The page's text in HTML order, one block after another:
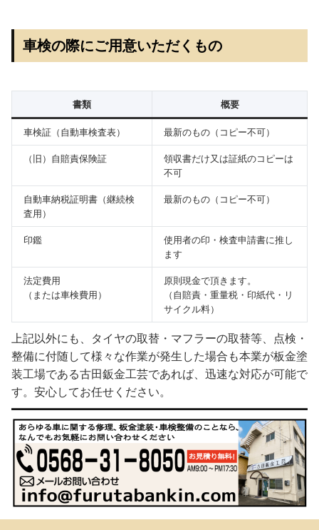
車検の際にご用意いただくもの
書類 概要
車検証（自動車検査表） 最新のもの（コピー不可）
（旧）自賠責保険証
領収書だけ又は証紙のコピーは
不可
自動車納税証明書（継続検
査用）
最新のもの（コピー不可）
印鑑
使用者の印・検査申請書に推し
ます
法定費用
（または車検費用）
原則現金で頂きます。
（自賠責・重量税・印紙代・リ
サイクル料）
上記以外にも、タイヤの取替・マフラーの取替等、点検・
整備に付随して様々な作業が発生した場合も本業が板金塗
装工場である古田鈑金工芸であれば、迅速な対応が可能で
す。安心してお任せください。